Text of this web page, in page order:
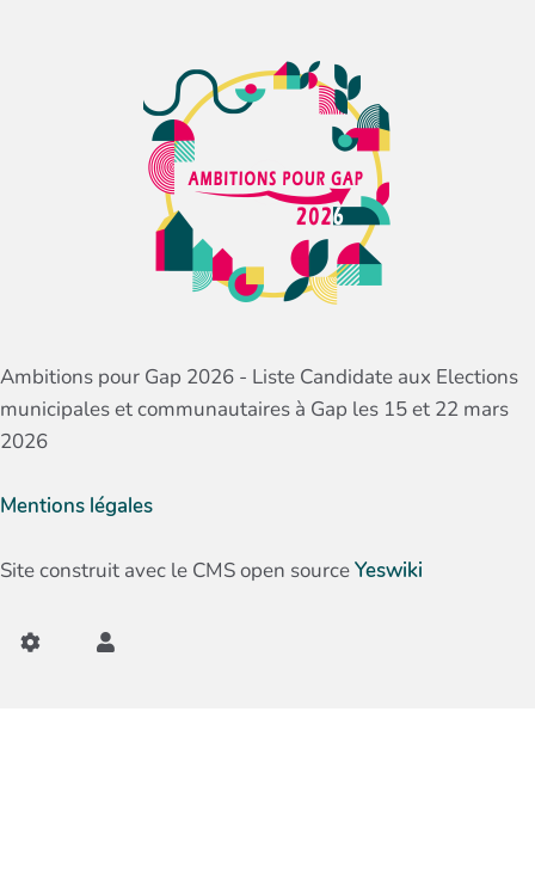
Ambitions pour Gap 2026 - Liste Candidate aux Elections
municipales et communautaires à Gap les 15 et 22 mars
2026
Mentions légales
Site construit avec le CMS open sourceYeswiki